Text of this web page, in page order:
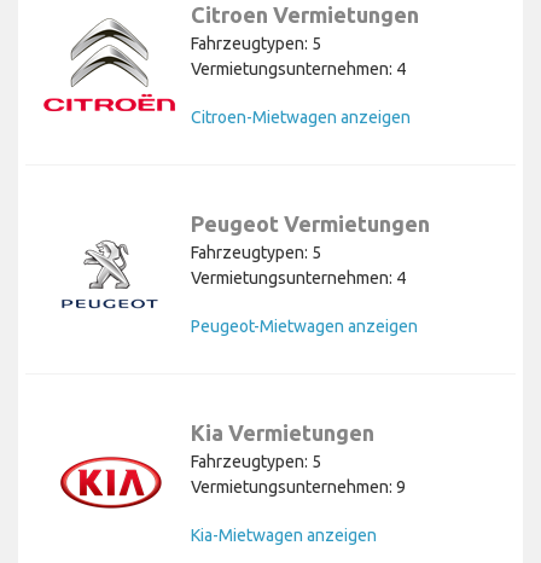
Citroen Vermietungen
Fahrzeugtypen: 5
Vermietungsunternehmen: 4
Citroen-Mietwagen anzeigen
Peugeot Vermietungen
Fahrzeugtypen: 5
Vermietungsunternehmen: 4
Peugeot-Mietwagen anzeigen
Kia Vermietungen
Fahrzeugtypen: 5
Vermietungsunternehmen: 9
Kia-Mietwagen anzeigen